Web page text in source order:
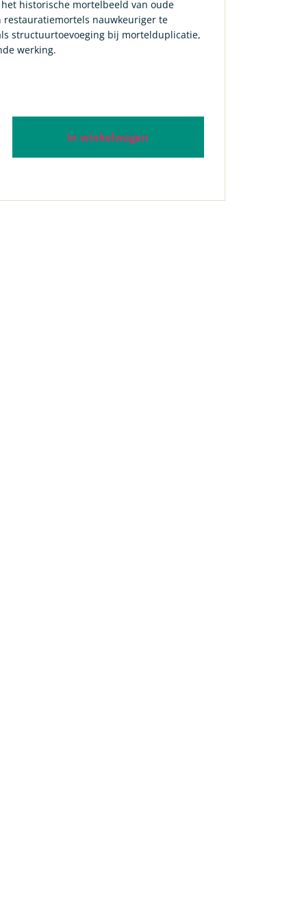
historische mortelbeeld van oude
restauratiemortels nauwkeuriger te
structuurtoevoeging bij mortelduplicatie,
werking.
In winkelwagen